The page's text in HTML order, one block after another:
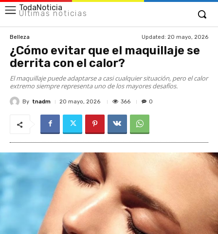
TodaNoticia
Últimas noticias
Belleza Updated: 20 mayo, 2026
¿Cómo evitar que el maquillaje se
derrita con el calor?
El maquillaje puede adaptarse a casi cualquier situación, pero el calor
extremo siempre representa uno de los mayores desafíos.
By tnadm 20 mayo, 2026 366 0